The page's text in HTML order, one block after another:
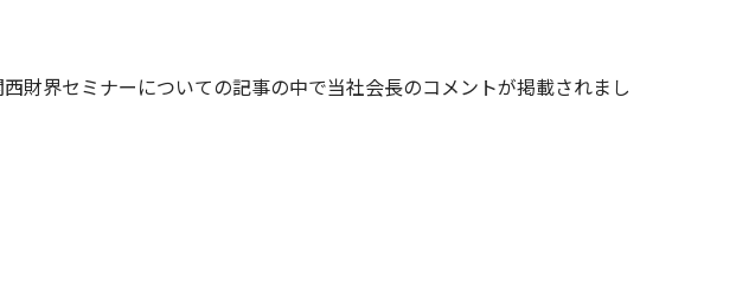
財界セミナーについての記事の中で当社会長のコメントが掲載されまし